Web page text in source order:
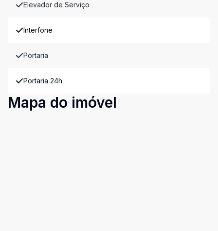
Elevador de Serviço
Interfone
Portaria
Portaria 24h
Mapa do imóvel